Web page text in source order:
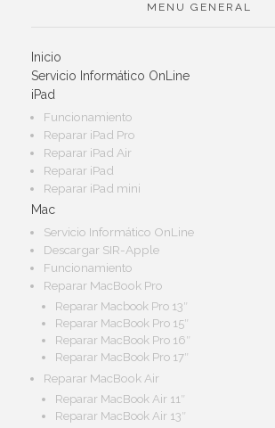
MENU GENERAL
Inicio
Servicio Informático OnLine
iPad
Funcionamiento
Reparar iPad Pro
Reparar iPad Air
Reparar iPad
Reparar iPad mini
Mac
Servicio Informático OnLine
Descargar SIR-Apple
Funcionamiento
Reparar MacBook Pro
Reparar Macbook Pro 13″
Reparar MacBook Pro 15″
Reparar MacBook Pro 16″
Reparar MacBook Pro 17″
Reparar MacBook Air
Reparar MacBook Air 11″
Reparar MacBook Air 13″